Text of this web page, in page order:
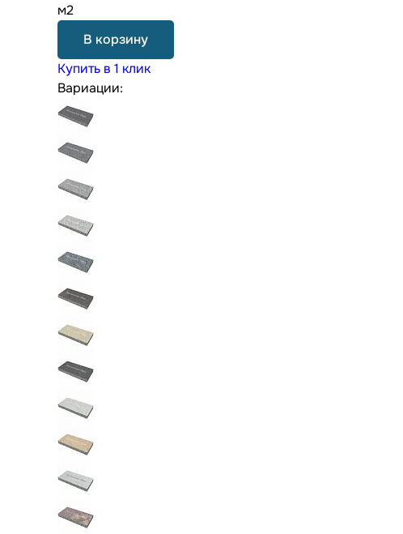
м2
В корзину
Купить в 1 клик
Вариации: